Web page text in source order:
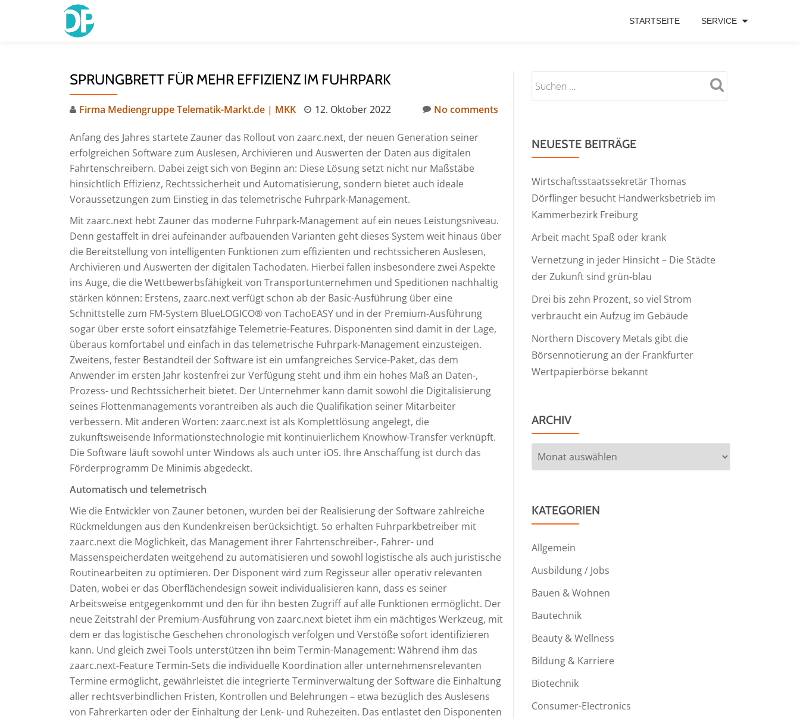
STARTSEITE SERVICE
SPRUNGBRETT FÜR MEHR EFFIZIENZ IM FUHRPARK
Firma Mediengruppe Telematik-Markt.de | MKK 12. Oktober 2022 No comments
Anfang des Jahres startete Zauner das Rollout von zaarc.next, der neuen Generation seiner
erfolgreichen Software zum Auslesen, Archivieren und Auswerten der Daten aus digitalen
Fahrtenschreibern. Dabei zeigt sich von Beginn an: Diese Lösung setzt nicht nur Maßstäbe
hinsichtlich Effizienz, Rechtssicherheit und Automatisierung, sondern bietet auch ideale
Voraussetzungen zum Einstieg in das telemetrische Fuhrpark-Management.
Mit zaarc.next hebt Zauner das moderne Fuhrpark-Management auf ein neues Leistungsniveau.
Denn gestaffelt in drei aufeinander aufbauenden Varianten geht dieses System weit hinaus über
die Bereitstellung von intelligenten Funktionen zum effizienten und rechtssicheren Auslesen,
Archivieren und Auswerten der digitalen Tachodaten. Hierbei fallen insbesondere zwei Aspekte
ins Auge, die die Wettbewerbsfähigkeit von Transportunternehmen und Speditionen nachhaltig
stärken können: Erstens, zaarc.next verfügt schon ab der Basic-Ausführung über eine
Schnittstelle zum FM-System BlueLOGICO® von TachoEASY und in der Premium-Ausführung
sogar über erste sofort einsatzfähige Telemetrie-Features. Disponenten sind damit in der Lage,
überaus komfortabel und einfach in das telemetrische Fuhrpark-Management einzusteigen.
Zweitens, fester Bestandteil der Software ist ein umfangreiches Service-Paket, das dem
Anwender im ersten Jahr kostenfrei zur Verfügung steht und ihm ein hohes Maß an Daten-,
Prozess- und Rechtssicherheit bietet. Der Unternehmer kann damit sowohl die Digitalisierung
seines Flottenmanagements vorantreiben als auch die Qualifikation seiner Mitarbeiter
verbessern. Mit anderen Worten: zaarc.next ist als Komplettlösung angelegt, die
zukunftsweisende Informationstechnologie mit kontinuierlichem Knowhow-Transfer verknüpft.
Die Software läuft sowohl unter Windows als auch unter iOS. Ihre Anschaffung ist durch das
Förderprogramm De Minimis abgedeckt.
Automatisch und telemetrisch
Wie die Entwickler von Zauner betonen, wurden bei der Realisierung der Software zahlreiche
Rückmeldungen aus den Kundenkreisen berücksichtigt. So erhalten Fuhrparkbetreiber mit
zaarc.next die Möglichkeit, das Management ihrer Fahrtenschreiber-, Fahrer- und
Massenspeicherdaten weitgehend zu automatisieren und sowohl logistische als auch juristische
Routinearbeiten zu optimieren. Der Disponent wird zum Regisseur aller operativ relevanten
Daten, wobei er das Oberflächendesign soweit individualisieren kann, dass es seiner
Arbeitsweise entgegenkommt und den für ihn besten Zugriff auf alle Funktionen ermöglicht. Der
neue Zeitstrahl der Premium-Ausführung von zaarc.next bietet ihm ein mächtiges Werkzeug, mit
dem er das logistische Geschehen chronologisch verfolgen und Verstöße sofort identifizieren
kann. Und gleich zwei Tools unterstützen ihn beim Termin-Management: Während ihm das
zaarc.next-Feature Termin-Sets die individuelle Koordination aller unternehmensrelevanten
Termine ermöglicht, gewährleistet die integrierte Terminverwaltung der Software die Einhaltung
aller rechtsverbindlichen Fristen, Kontrollen und Belehrungen – etwa bezüglich des Auslesens
von Fahrerkarten oder der Einhaltung der Lenk- und Ruhezeiten. Das entlastet den Disponenten
NEUESTE BEITRÄGE
Wirtschaftsstaatssekretär Thomas
Dörflinger besucht Handwerksbetrieb im
Kammerbezirk Freiburg
Arbeit macht Spaß oder krank
Vernetzung in jeder Hinsicht – Die Städte
der Zukunft sind grün-blau
Drei bis zehn Prozent, so viel Strom
verbraucht ein Aufzug im Gebäude
Northern Discovery Metals gibt die
Börsennotierung an der Frankfurter
Wertpapierbörse bekannt
ARCHIV
Archiv
KATEGORIEN
Allgemein
Ausbildung / Jobs
Bauen & Wohnen
Bautechnik
Beauty & Wellness
Bildung & Karriere
Biotechnik
Consumer-Electronics